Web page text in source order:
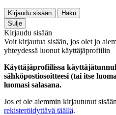
Kirjaudu sisään
Haku
Sulje
Kirjaudu sisään
Voit kirjautua sisään, jos olet jo
yhteydessä luonut käyttäjäprofiilin
Käyttäjäprofiilissa
sähköpostiosoitteesi (tai itse
luomasi salasana.
Jos et ole aiemmin kirjautunut
rekisteröidyttävä täällä.